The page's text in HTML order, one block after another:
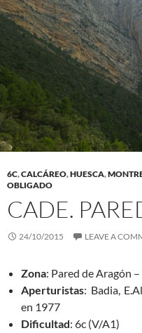
6C,CALCÁREO,HUESCA,
OBLIGADO
CADE.
24/10/2015 LEAVE A
Zona: Pared de Aragón
Aperturistas: Badia,
en 1977
Dificultad: 6c (V/A1)